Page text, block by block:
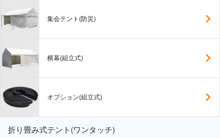
集会テント(防災)
横幕(組立式)
オプション(組立式)
折り畳み式テント(ワンタッチ)